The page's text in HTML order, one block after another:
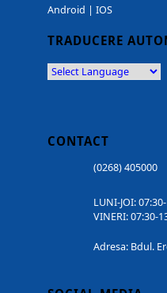
Android | IOS
TRADUCERE
CONTACT
(0268) 405000
LUNI-JOI:
VINERI: 07:30-
Adresa: Bdul.